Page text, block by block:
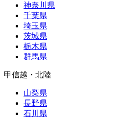
神奈川県
千葉県
埼玉県
茨城県
栃木県
群馬県
甲信越・北陸
山梨県
長野県
石川県